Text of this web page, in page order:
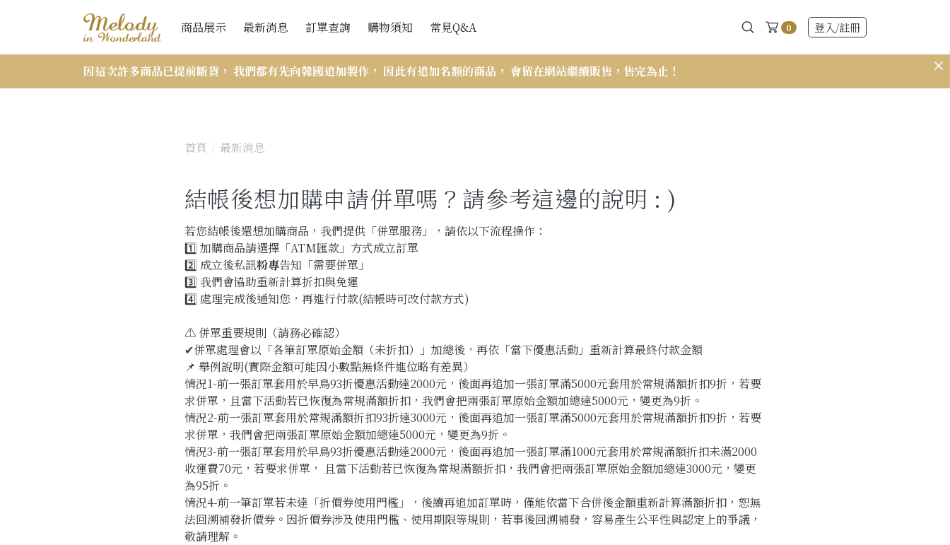
商品展示 最新消息 訂單查詢
訪客訂單查詢
購物須知
付款與出貨
商品斷貨處理辦法
售後服務-瑕疵與寄錯商品
商品尺寸帳量示意圖與注意事項
常見Q&A 0 登入/註冊
因這次許多商品已提前斷貨， 我們都有先向韓國追加製作， 因此有追加名額的商品， 會留在網站繼續販售，售完為止！ 𝟭𝟱𝟭 小個子
首頁 最新消息
結帳後想加購申請併單嗎？請參考這邊的說明 : )
若您結帳後還想加購商品，我們提供「併單服務」，請依以下流程操作：
1️⃣ 加購商品請選擇「ATM匯款」方式成立訂單
2️⃣ 成立後私訊粉專告知「需要併單」
3️⃣ 我們會協助重新計算折扣與免運
4️⃣ 處理完成後通知您，再進行付款(結帳時可改付款方式)
⚠️ 併單重要規則（請務必確認）
✔併單處理會以「各筆訂單原始金額（未折扣）」加總後，再依「當下優惠活動」重新計算最終付款金額
📌 舉例說明(實際金額可能因小數點無條件進位略有差異）
情況1-前一張訂單套用於早鳥93折優惠活動達2000元，後面再追加一張訂單滿5000元套用於常規滿額折扣9折，若要
求併單，且當下活動若已恢復為常規滿額折扣，我們會把兩張訂單原始金額加總達5000元，變更為9折。
情況2-前一張訂單套用於常規滿額折扣93折達3000元，後面再追加一張訂單滿5000元套用於常規滿額折扣9折，若要
求併單，我們會把兩張訂單原始金額加總達5000元，變更為9折。
情況3-前一張訂單套用於早鳥93折優惠活動達2000元，後面再追加一張訂單滿1000元套用於常規滿額折扣未滿2000
收運費70元，若要求併單， 且當下活動若已恢復為常規滿額折扣，我們會把兩張訂單原始金額加總達3000元，變更
為95折。
情況4-前一筆訂單若未達「折價券使用門檻」，後續再追加訂單時，僅能依當下合併後金額重新計算滿額折扣，恕無
法回溯補發折價券。因折價券涉及使用門檻、使用期限等規則，若事後回溯補發，容易產生公平性與認定上的爭議，
敬請理解。